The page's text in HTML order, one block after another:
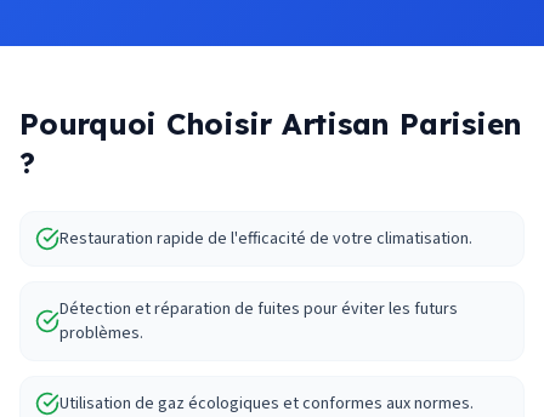
Pourquoi Choisir Artisan Parisien
?
Restauration rapide de l'efficacité de votre climatisation.
Détection et réparation de fuites pour éviter les futurs
problèmes.
Utilisation de gaz écologiques et conformes aux normes.